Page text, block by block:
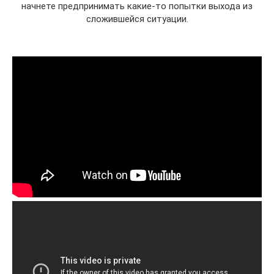
начнете предпринимать какие-то попытки выхода из
сложившейся ситуации.